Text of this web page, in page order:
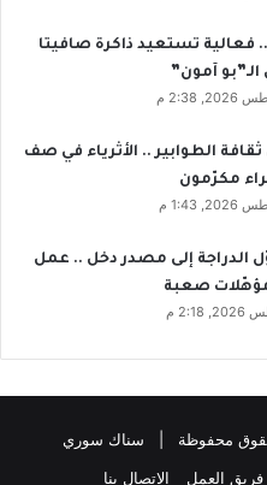
فعالية تستعيد ذاكرة صافيتا
آمون”
الطوابير .. الأثرياء في صف
مكرّمون
الدراجة إلى مصدر دخل .. عمل
مؤهّلات صعبة
فريق العمل الاتصال بنا